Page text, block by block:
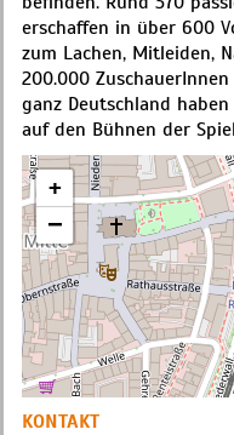
erschaffen in über 600
zum Lachen, Mitleiden,
200.000
ganz Deutschland
auf den Bühnen der
+
−
KONTAKT